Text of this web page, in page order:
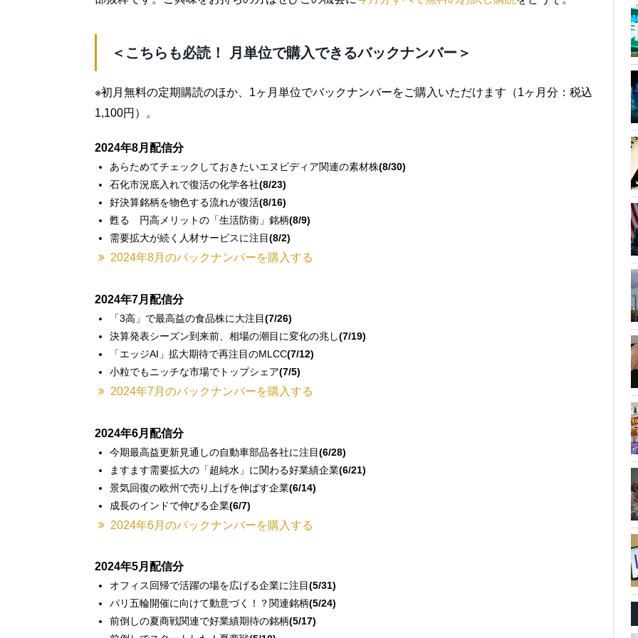
＜こちらも必読！ 月単位で購入できるバックナンバー＞
※初月無料の定期購読のほか、1ヶ月単位でバックナンバーをご購入いただけます（1ヶ月分：税込
1,100円）。
2024年8月配信分
あらためてチェックしておきたいエヌビディア関連の素材株(8/30)
石化市況底入れで復活の化学各社(8/23)
好決算銘柄を物色する流れが復活(8/16)
甦る 円高メリットの「生活防衛」銘柄(8/9)
需要拡大が続く人材サービスに注目(8/2)
2024年8月のバックナンバーを購入する
2024年7月配信分
「3高」で最高益の食品株に大注目(7/26)
決算発表シーズン到来前、相場の潮目に変化の兆し(7/19)
「エッジAI」拡大期待で再注目のMLCC(7/12)
小粒でもニッチな市場でトップシェア(7/5)
2024年7月のバックナンバーを購入する
2024年6月配信分
今期最高益更新見通しの自動車部品各社に注目(6/28)
ますます需要拡大の「超純水」に関わる好業績企業(6/21)
景気回復の欧州で売り上げを伸ばす企業(6/14)
成長のインドで伸びる企業(6/7)
2024年6月のバックナンバーを購入する
2024年5月配信分
オフィス回帰で活躍の場を広げる企業に注目(5/31)
パリ五輪開催に向けて動意づく！？関連銘柄(5/24)
前倒しの夏商戦関連で好業績期待の銘柄(5/17)